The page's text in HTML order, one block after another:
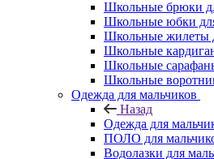
Школьные брюки
Школьные юбки
Школьные жилеты
Школьные
Школьные
Школьные
Одежда для мальчиков
Назад
Одежда для
ПОЛО для
Водолазки для